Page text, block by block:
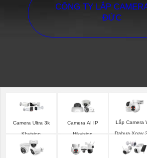
CÔNG TY LẮP
ĐỨC
Camera Ultra 3k
Kbvision
Camera AI IP
Hikvision
Lắp Camera
Dahua Xoay